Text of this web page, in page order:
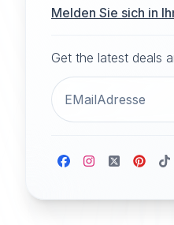
Melden Sie sich in
Get the latest deals